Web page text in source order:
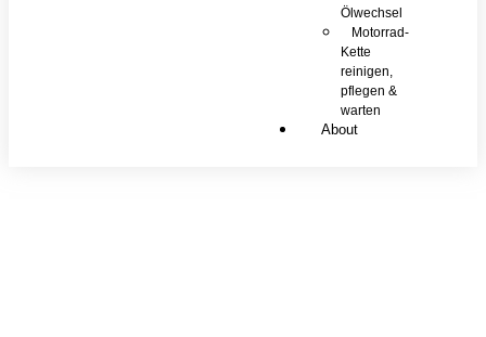
Ölwechsel
Motorrad-
Kette
reinigen,
pflegen &
warten
About